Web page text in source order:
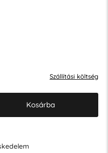
Szállítási költség
Kosárba